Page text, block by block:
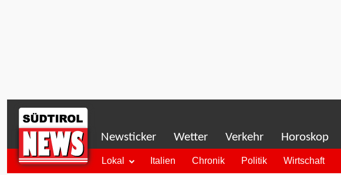
Newsticker Wetter Verkehr Horoskop
Lokal Italien Chronik Politik Wirtschaft